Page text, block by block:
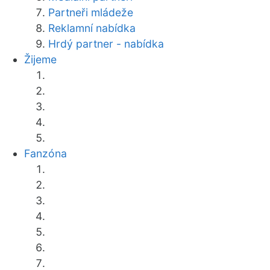
Partneři mládeže
Reklamní nabídka
Hrdý partner - nabídka
Žijeme
Fanzóna